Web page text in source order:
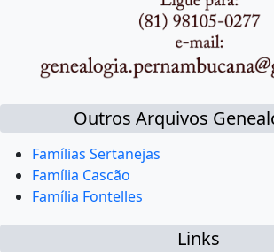
Outros Arquivos
Famílias Sertanejas
Família Cascão
Família Fontelles
Links